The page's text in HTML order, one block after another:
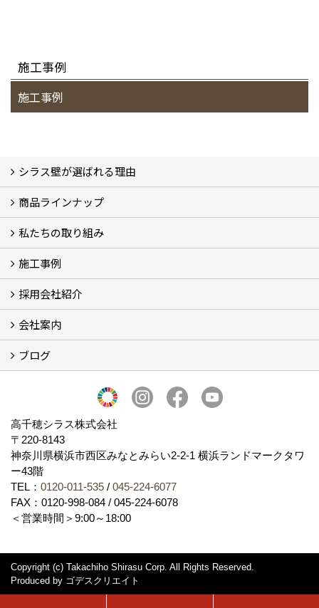
施工事例
施工事例
シラス壁が選ばれる理由
シラスストーリー
こだわり
シラス壁の驚くべき性能
商品ラインナップ
一覧
内装仕上げ材
外装仕上げ材
舗装材
水性無機高分子系ハイブリッド型塗料
エコリフォーム
消臭壁紙
Q&A
資料PDF
私たちの取り組み
SDGs、GHGへの取り組み (2)
マグマシラス米
特別対談 (2)
高千穂シラス解説ムービー
研究プロジェクト (4)
プロジェクト (3)
施工事例
施工事例
お客様からのお便り
採用会社紹介
採用会社紹介
「鏝人の会」左官店のご紹介
会社案内
会社概要・沿革
代表の実績
製造紹介
ショールーム
アクセス
採用情報
バナーダウンロード
プライバシーポリシー
Takachiho Shirasu Global Site
LINE公式アカウント
ブログ
高千穂シラス株式会社
〒220-8143
神奈川県横浜市西区みなとみらい2‐2‐1 横浜ランドマークタワ
ー43階
TEL： 0120-011-535 / 045-224-6077
FAX：0120-998-084 / 045-224-6078
＜営業時間＞9:00～18:00
Copyright (c) Takachiho Shirasu Corp. All Rights Reserved.
Produced by ゴデスクリエイト